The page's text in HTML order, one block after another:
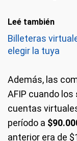
Leé también
Billeteras
elegir la tuya
Además, las
AFIP cuando los
cuentas
período a
anterior era de